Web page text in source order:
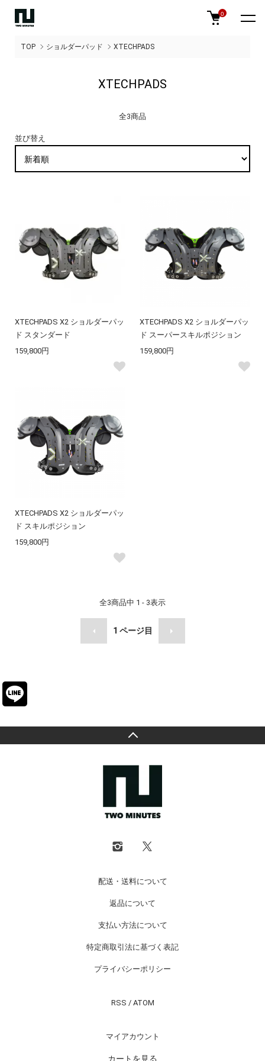
0
TOP ショルダーパッド XTECHPADS
XTECHPADS
全3商品
並び替え
XTECHPADS X2 ショルダーパッ
ド スタンダード
159,800円
XTECHPADS X2 ショルダーパッ
ド スーパースキルポジション
159,800円
XTECHPADS X2 ショルダーパッ
ド スキルポジション
159,800円
全3商品中 1 - 3表示
1 ページ目
配送・送料について
返品について
支払い方法について
特定商取引法に基づく表記
プライバシーポリシー
RSS / ATOM
マイアカウント
カートを見る